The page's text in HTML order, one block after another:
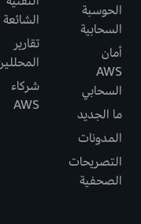
الحوسبة
السحابية
أمان
AWS
السحابي
ما الجديد
المدونات
التصريحات
الصحفية
الشائعة
تقارير
شركاء
AWS